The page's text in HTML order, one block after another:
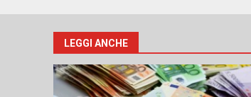
LEGGI ANCHE